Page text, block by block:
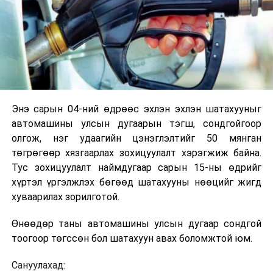
Энэ сарын 04-ний өдрөөс эхлэн эхлэн шатахууныг
автомашины улсын дугаарын тэгш, сондгойгоор
олгож, нэг удаагийн цэнэглэлтийг 50 мянган
төгрөгөөр хязгаарлах зохицуулалт хэрэгжиж байна.
Тус зохицуулалт наймдугаар сарын 15-ны өдрийг
хүртэл үргэлжлэх бөгөөд шатахууны нөөцийг жигд
хуваарилах зорилготой.
Өнөөдөр таны автомашины улсын дугаар сондгой
тоогоор төгссөн бол шатахуун авах боломжтой юм.
Сануулахад: